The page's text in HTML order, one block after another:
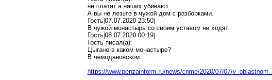
не платят а наших убивают
А вы не лезьте в чужой дом с разборками.
Гость|07.07.2020 23:50|
В чужой монастырь со своим уставом не ходят.
Гость|08.07.2020 00:19|
Гость писал(a):
Цыгане в каком монастыре?
В чемодановском.
https://www.penzainform.ru/news/crime/2020/07/07/